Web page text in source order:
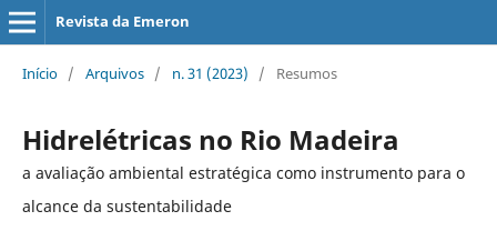
Revista da Emeron
Início / Arquivos / n. 31 (2023) / Resumos
Hidrelétricas no Rio Madeira
a avaliação ambiental estratégica como instrumento para o
alcance da sustentabilidade